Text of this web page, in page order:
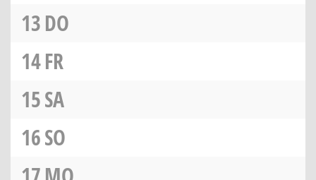
13DO
14FR
15SA
16SO